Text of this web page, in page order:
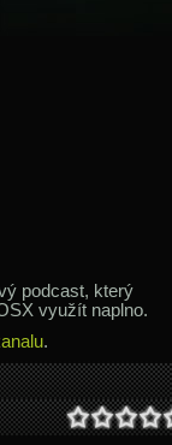
podcast, který
využít naplno.
.